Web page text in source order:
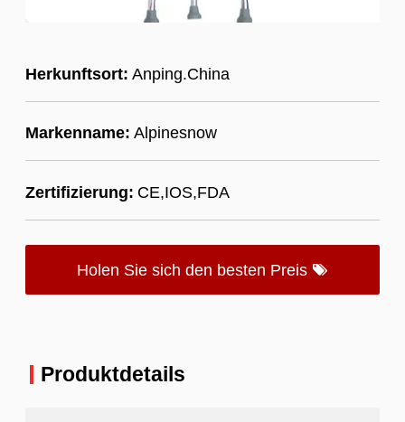
Herkunftsort: Anping.China
Markenname: Alpinesnow
Zertifizierung: CE,IOS,FDA
Holen Sie sich den besten Preis
Produktdetails